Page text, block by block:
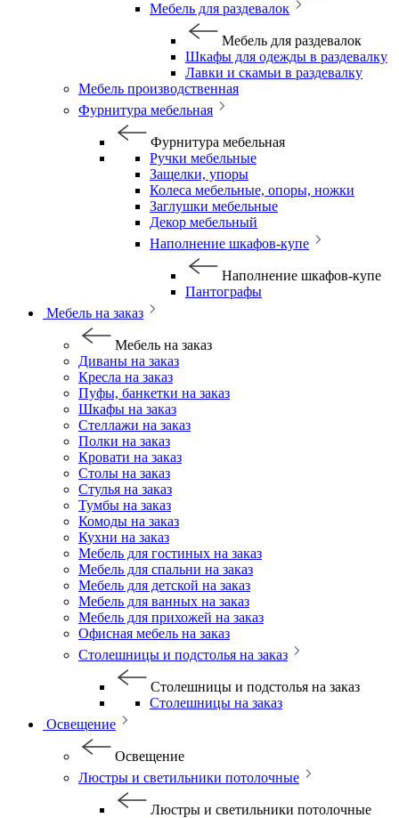
Мебель для раздевалок
Мебель для раздевалок
Шкафы для одежды в раздевалку
Лавки и скамьи в раздевалку
Мебель производственная
Фурнитура мебельная
Фурнитура мебельная
Ручки мебельные
Защелки, упоры
Колеса мебельные, опоры, ножки
Заглушки мебельные
Декор мебельный
Наполнение шкафов-купе
Наполнение шкафов-купе
Пантографы
Мебель на заказ
Мебель на заказ
Диваны на заказ
Кресла на заказ
Пуфы, банкетки на заказ
Шкафы на заказ
Стеллажи на заказ
Полки на заказ
Кровати на заказ
Столы на заказ
Стулья на заказ
Тумбы на заказ
Комоды на заказ
Кухни на заказ
Мебель для гостиных на заказ
Мебель для спальни на заказ
Мебель для детской на заказ
Мебель для ванных на заказ
Мебель для прихожей на заказ
Офисная мебель на заказ
Столешницы и подстолья на заказ
Столешницы и подстолья на заказ
Столешницы на заказ
Освещение
Освещение
Люстры и светильники потолочные
Люстры и светильники потолочные